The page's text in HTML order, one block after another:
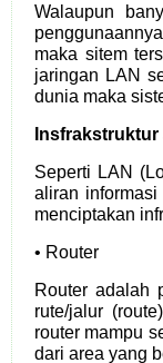
Walaupun
maka sitem
jaringan LAN
dunia maka
Insfrakstruktur
Seperti LAN
aliran
menciptakan
• Router
Router adalah
rute/jalur
router mampu
dari area yang